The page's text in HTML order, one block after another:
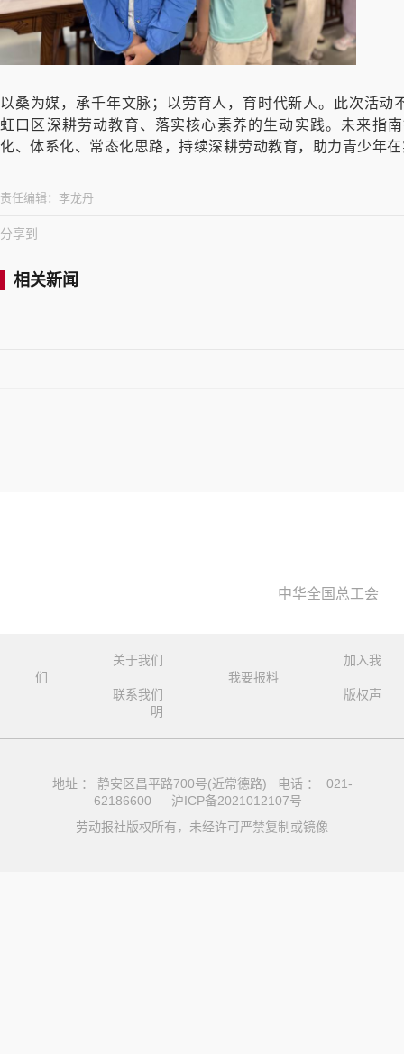
以桑为媒，承千年文脉；以劳育人，育时代新人。此次活
虹口区深耕劳动教育、落实核心素养的生动实践。未来指
化、体系化、常态化思路，持续深耕劳动教育，助力青少年
责任编辑： 李龙丹
分享到
相关新闻
中华全国总工会
关于我们
加入我
们
我要报料
联系我们
版权声
明
地址 ： 静安区昌平路700号(近常德路) 电话 ： 021-
62186600
沪ICP备2021012107号
劳动报社版权所有，未经许可严禁复制或镜像